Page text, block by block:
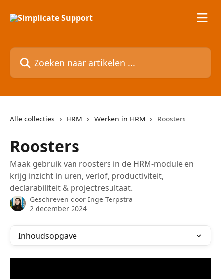
Zoeken naar artikelen ...
Alle collecties HRM Werken in HRM Roosters
Roosters
Maak gebruik van roosters in de HRM-module en
krijg inzicht in uren, verlof, productiviteit,
declarabiliteit & projectresultaat.
Geschreven door Inge Terpstra
2 december 2024
Inhoudsopgave